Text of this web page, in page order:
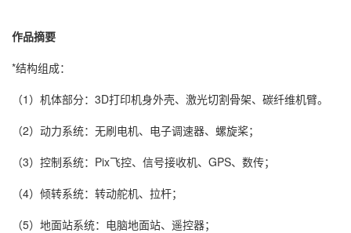
作品摘要
*结构组成：
（1）机体部分：3D打印机身外壳、激光切割骨架、碳纤维机臂。
（2）动力系统：无刷电机、电子调速器、螺旋桨；
（3）控制系统：Pix飞控、信号接收机、GPS、数传；
（4）倾转系统：转动舵机、拉杆；
（5）地面站系统：电脑地面站、遥控器；